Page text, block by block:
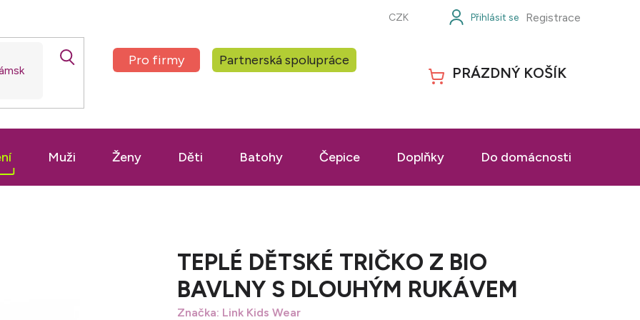
Pro firmy Partnerská spolupráce
CZK Registrace
NÁKUPNÍ
PRÁZDNÝ KOŠÍK
Muži Ženy Děti Batohy Čepice Doplňky Do domácnosti
TEPLÉ DĚTSKÉ TRIČKO Z BIO
BAVLNY S DLOUHÝM RUKÁVEM
Značka: Link Kids Wear